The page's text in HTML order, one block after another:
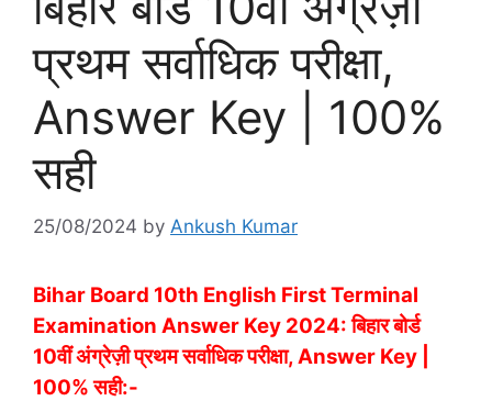
प्रथम सर्वाधिक परीक्षा,
Answer Key | 100%
सही
25/08/2024 by Ankush Kumar
Bihar Board 10th English First Terminal
Examination Answer Key 2024: बिहार बोर्ड
10वीं अंग्रेज़ी प्रथम सर्वाधिक परीक्षा, Answer Key |
100% सही:-